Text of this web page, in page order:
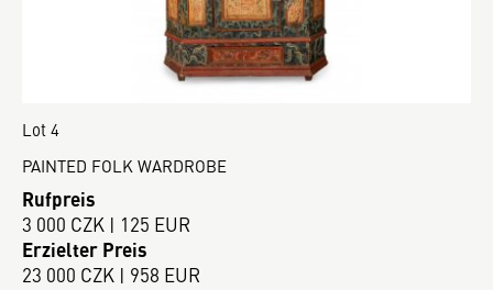
Lot 4
PAINTED FOLK WARDROBE
Rufpreis
3 000 CZK | 125 EUR
Erzielter Preis
23 000 CZK | 958 EUR